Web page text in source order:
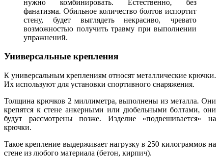
нужно комбинировать. Естественно, без
фанатизма. Обильное количество болтов испортит
стену, будет выглядеть некрасиво, чревато
возможностью получить травму при выполнении
упражнений.
Универсальные крепления
К универсальным креплениям относят металлические крючки.
Их используют для установки спортивного снаряжения.
Толщина крючков 2 миллиметра, выполнены из металла. Они
крепятся к стене анкерными или дюбельными болтами, они
будут рассмотрены позже. Изделие «подвешивается» на
крючки.
Такое крепление выдерживает нагрузку в 250 килограммов на
стене из любого материала (бетон, кирпич).